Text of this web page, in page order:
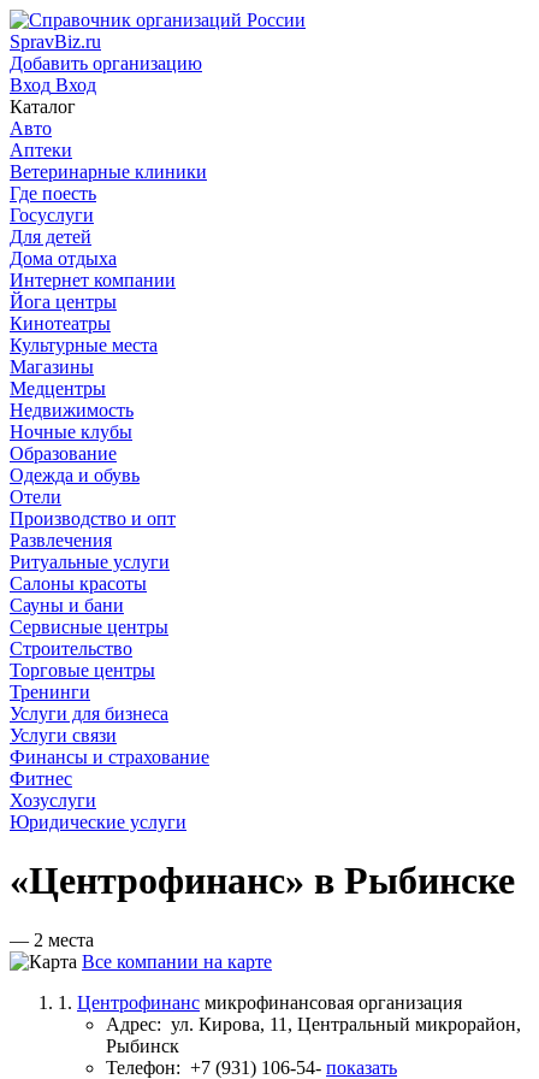
SpravBiz.ru
Добавить организацию
Вход Вход
Каталог
Авто
Аптеки
Ветеринарные клиники
Где поесть
Госуслуги
Для детей
Дома отдыха
Интернет компании
Йога центры
Кинотеатры
Культурные места
Магазины
Медцентры
Недвижимость
Ночные клубы
Образование
Одежда и обувь
Отели
Производство и опт
Развлечения
Ритуальные услуги
Салоны красоты
Сауны и бани
Сервисные центры
Строительство
Торговые центры
Тренинги
Услуги для бизнеса
Услуги связи
Финансы и страхование
Фитнес
Хозуслуги
Юридические услуги
«Центрофинанс» в Рыбинске
— 2 места
Все компании на карте
1. Центрофинанс микрофинансовая организация
Адрес: ул. Кирова, 11, Центральный микрорайон,
Рыбинск
Телефон: +7 (931) 106-54- показать